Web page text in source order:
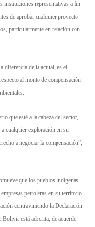
instituciones representativas a fin
de aprobar cualquier proyecto
particularmente en relación con
diferencia de la actual, es el
al monto de compensación
que esté a la cabeza del sector,
cualquier exploración en su
a negociar la compensación”,
que los pueblos indígenas
petroleras en su territorio
contraviniendo la Declaración
está adscrita, de acuerdo